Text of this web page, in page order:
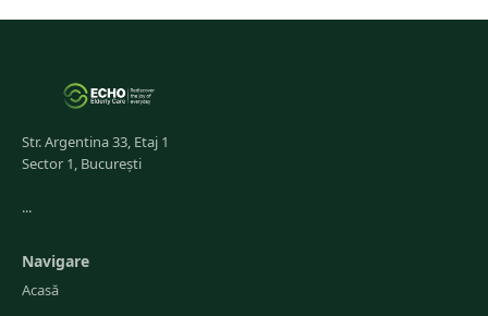
Str. Argentina 33, Etaj 1
Sector 1, București
...
Navigare
Acasă